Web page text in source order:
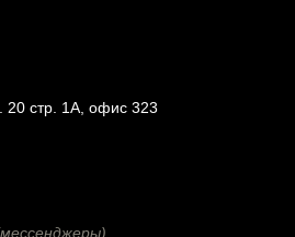
20 стр. 1А, офис 323